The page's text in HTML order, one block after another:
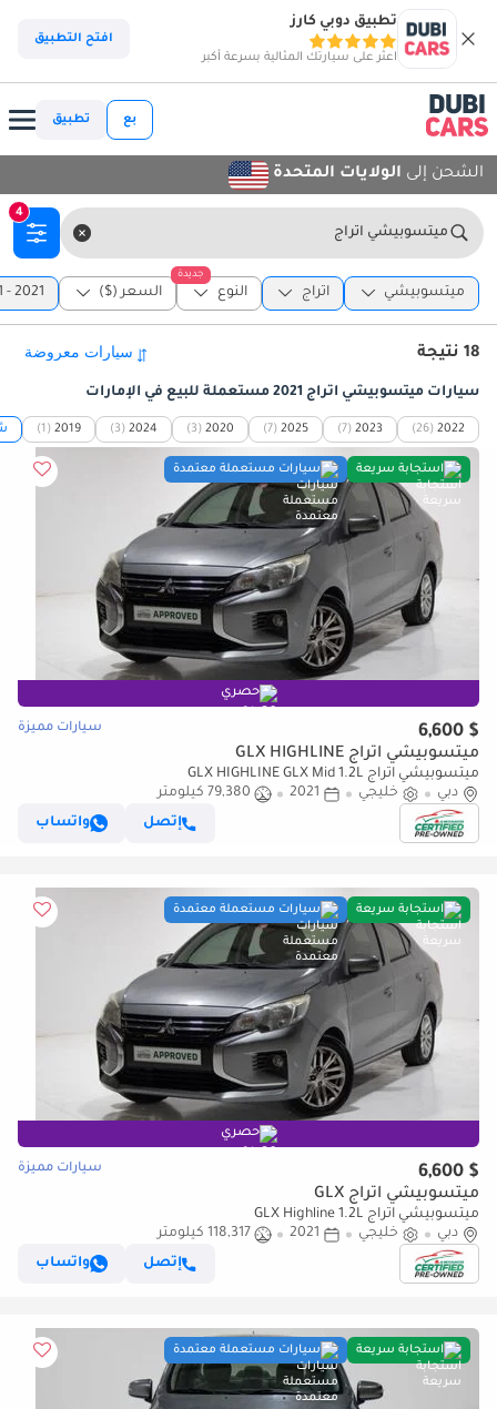
تطبيق دوبي كارز
اعثر على سيارتك المثالية بسرعة أكبر
افتح التطبيق
بع تطبيق
الشحن إلى الولايات المتحدة
ميتسوبيشي اتراج
4
ميتسوبيشي اتراج
جديدة
النوع السعر ($) 2021 - 2021
18 نتيجة
سيارات ميتسوبيشي اتراج 2021 مستعملة للبيع في الإمارات
2022
(26)
2023
(7)
2025
(7)
2020
(3)
2024
(3)
2019
(1)
استجابة سريعة سيارات مستعملة معتمدة
حصري
$ 6,600 سيارات مميزة
ميتسوبيشي اتراج GLX HIGHLINE
ميتسوبيشي اتراج GLX HIGHLINE GLX Mid 1.2L
دبي
خليجي 2021
79,380 كيلومتر
إتصل
واتساب
استجابة سريعة سيارات مستعملة معتمدة
حصري
$ 6,600 سيارات مميزة
ميتسوبيشي اتراج GLX
ميتسوبيشي اتراج GLX Highline 1.2L
دبي
خليجي 2021
118,317 كيلومتر
إتصل
واتساب
استجابة سريعة سيارات مستعملة معتمدة